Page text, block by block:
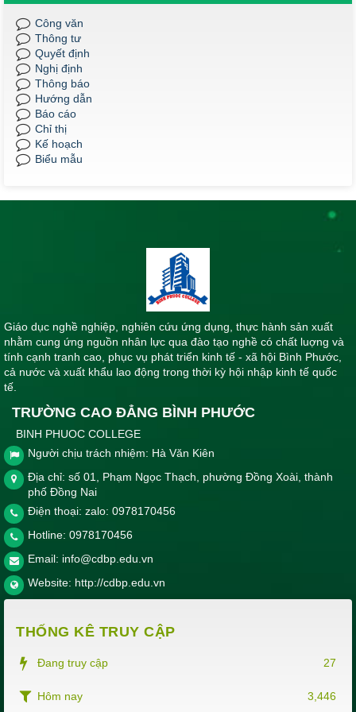
lượt xem: 488 | lượt tải:233
QĐ 187/2025
QĐ 187 Về việc công nhận kết quả điểm rèn luyện của sinh viên
K23 Dược liên thông năm học 2024-2025.
Thời gian đăng: 09/06/2025
lượt xem: 526 | lượt tải:228
Công văn
Thông tư
Quyết định
Nghị định
Thông báo
Hướng dẫn
Báo cáo
Chỉ thị
Kế hoạch
Biểu mẫu
Giáo dục nghề nghiệp, nghiên cứu ứng dụng, thực hành sản xuất
nhằm cung ứng nguồn nhân lực qua đào tạo nghề có chất luợng và
tính cạnh tranh cao, phục vụ phát triển kinh tế - xã hội Bình Phước,
cả nước và xuất khẩu lao động trong thời kỳ hội nhập kinh tế quốc
tế.
TRƯỜNG CAO ĐẲNG BÌNH PHƯỚC
BINH PHUOC COLLEGE
Người chịu trách nhiệm: Hà Văn Kiên
Địa chỉ: số 01, Phạm Ngọc Thạch, phường Đồng Xoài, thành
phố Đồng Nai
Điện thoại: zalo: 0978170456
Hotline: 0978170456
Email: info@cdbp.edu.vn
Website: http://cdbp.edu.vn
THỐNG KÊ TRUY CẬP
Đang truy cập 27
Hôm nay 3,446